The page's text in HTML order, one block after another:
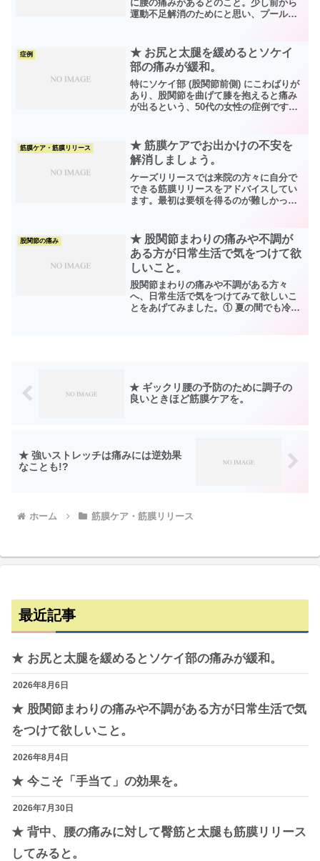
に腰の痛みがあるとのこと。少し前から
運動不足解消のためにと思い、プールに
っぱなしの時などには常にダルさやハリ
が感じられて、なかなか...
症例
★ お尻と太腿を緩めるとソケイ
部の痛みが緩和。
特にソケイ部 (股関節前側) にこわばりが
あり、股関節を曲げて膝を抱えると痛み
が出るという、50代の女性の症例です。
わりに痛みを感じ、それからずっと痛い
のが気になる。コ...
筋膜ケア・筋膜リリース
★ 筋膜ケアでお出かけの不安を
解消しましょう。
ケーズリリースでは来院の方々に自分で
できる筋膜リリースをアドバイスしてい
ます。最初は要領を得るのが難しかった
がつかめてきているようです。例えば、
以前であれば一日中外出し...
股関節の痛み
★ 股関節まわりの痛みや不調が
ある方が日常生活で気をつけて欲
しいこと。
股関節まわりの痛みや不調がある方々
へ、日常生活で気をつけてみて欲しいこ
とをあげてみました。① 夏の間でも冷え
★ ギックリ腰の予防のために調子の
良いときほど筋膜ケアを。
★ 強いストレッチは痛みには逆効果
なことも!?
ホーム 筋膜ケア・筋膜リリース
最近記事
★ お尻と太腿を緩めるとソケイ部の痛みが緩和。
2026年8月6日
★ 股関節まわりの痛みや不調がある方が日常生活で気
をつけて欲しいこと。
2026年8月4日
★ 今こそ「手当て」の効果を。
2026年7月30日
★ 背中、腰の痛みに対して臀筋と太腿も筋膜リリース
してみると。